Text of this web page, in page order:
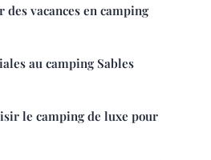
vacances en camping
au camping Sables
le camping de luxe pour